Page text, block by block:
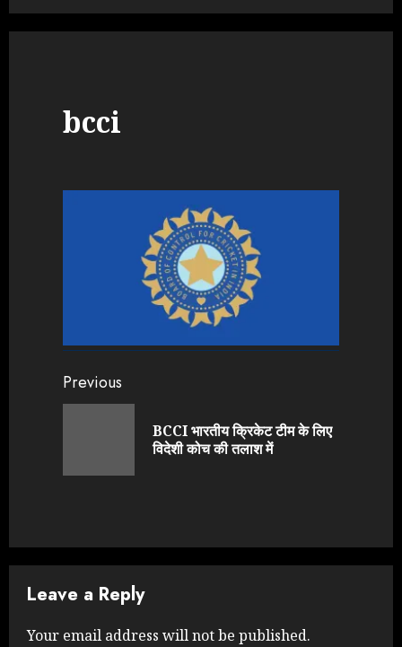
bcci
Continue
Reading
Previous
BCCI भारतीय क्रिकेट टीम के लिए
विदेशी कोच की तलाश में
Leave a Reply
Your email address will not be published.